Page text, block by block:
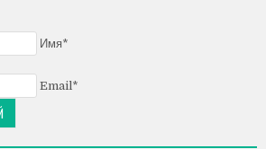
Имя*
Email*